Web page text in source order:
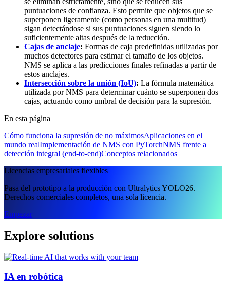
puntuaciones de confianza. Esto permite que objetos que se
superponen ligeramente (como personas en una multitud)
sigan detectándose si sus puntuaciones siguen siendo lo
suficientemente altas después de la reducción.
Cajas de anclaje: Formas de caja predefinidas utilizadas por
muchos detectores para estimar el tamaño de los objetos.
NMS se aplica a las predicciones finales refinadas a partir de
estos anclajes.
Intersección sobre la unión (IoU): La fórmula matemática
utilizada por NMS para determinar cuánto se superponen dos
cajas, actuando como umbral de decisión para la supresión.
En esta página
Cómo funciona la supresión de no máximosAplicaciones en el
mundo realImplementación de NMS con PyTorchNMS frente a
detección integral (end-to-end)Conceptos relacionados
Licencias empresariales flexibles
Pasa del prototipo a la producción con Ultralytics YOLO26.
Derechos comerciales completos, una sola licencia.
Empezar
Explore solutions
IA en robótica